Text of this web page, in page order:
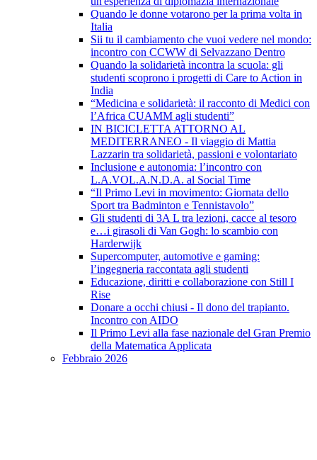
Quando le donne votarono per la prima volta in
Italia
Sii tu il cambiamento che vuoi vedere nel mondo:
incontro con CCWW di Selvazzano Dentro
Quando la solidarietà incontra la scuola: gli
studenti scoprono i progetti di Care to Action in
India
“Medicina e solidarietà: il racconto di Medici con
l’Africa CUAMM agli studenti”
IN BICICLETTA ATTORNO AL
MEDITERRANEO - Il viaggio di Mattia
Lazzarin tra solidarietà, passioni e volontariato
Inclusione e autonomia: l’incontro con
L.A.VOL.A.N.D.A. al Social Time
“Il Primo Levi in movimento: Giornata dello
Sport tra Badminton e Tennistavolo”
Gli studenti di 3A L tra lezioni, cacce al tesoro
e…i girasoli di Van Gogh: lo scambio con
Harderwijk
Supercomputer, automotive e gaming:
l’ingegneria raccontata agli studenti
Educazione, diritti e collaborazione con Still I
Rise
Donare a occhi chiusi - Il dono del trapianto.
Incontro con AIDO
Il Primo Levi alla fase nazionale del Gran Premio
della Matematica Applicata
Febbraio 2026